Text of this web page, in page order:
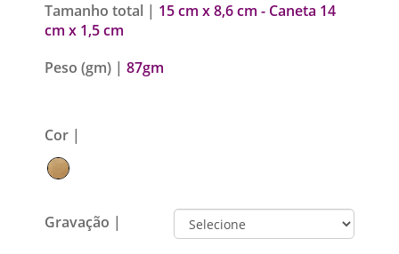
Tamanho total | 15 cm x 8,6 cm - Caneta 14
cm x 1,5 cm
Peso (gm) | 87gm
Cor |
Gravação |